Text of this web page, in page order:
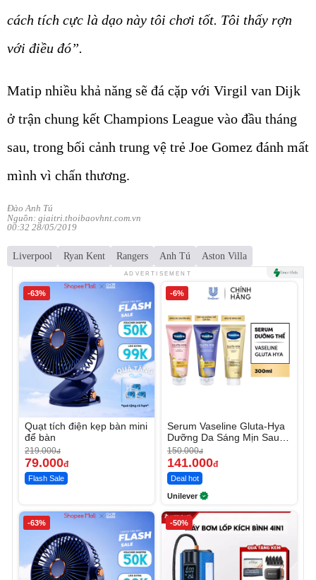
cách tích cực là dạo này tôi chơi tốt. Tôi thấy rợn
với điều đó”.
Matip nhiều khả năng sẽ đá cặp với Virgil van Dijk
ở trận chung kết Champions League vào đầu tháng
sau, trong bối cảnh trung vệ trẻ Joe Gomez đánh mất
mình vì chấn thương.
Đào Anh Tú
Nguồn: giaitri.thoibaovhnt.com.vn
00:32 28/05/2019
Liverpool Ryan Kent Rangers Anh Tú Aston Villa
ADVERTISEMENT
-63%
Quạt tích điện kẹp bàn mini
để bàn
219.000đ
79.000đ
Flash Sale
-6%
Serum Vaseline Gluta-Hya
Dưỡng Da Sáng Mịn Sau 7
Ngày
150.000đ
141.000đ
Deal hot
Unilever
-63% -50%